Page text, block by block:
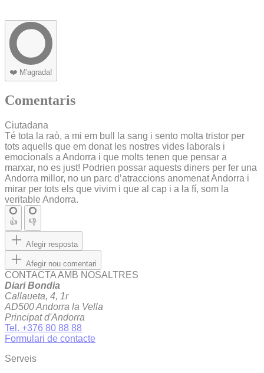
❤️ M'agrada!
Comentaris
Ciutadana
Té tota la raò, a mi em bull la sang i sento molta tristor per
tots aquells que em donat les nostres vides laborals i
emocionals a Andorra i que molts tenen que pensar a
marxar, no es just! Podrien possar aquests diners per fer una
Andorra millor, no un parc d’atraccions anomenat Andorra i
mirar per tots els que vivim i que al cap i a la fí, som la
veritable Andorra.
👍 👎
Afegir resposta
Afegir nou comentari
CONTACTA AMB NOSALTRES
Diari Bondia
Callaueta, 4, 1r
AD500 Andorra la Vella
Principat d'Andorra
Tel. +376 80 88 88
Formulari de contacte
Serveis